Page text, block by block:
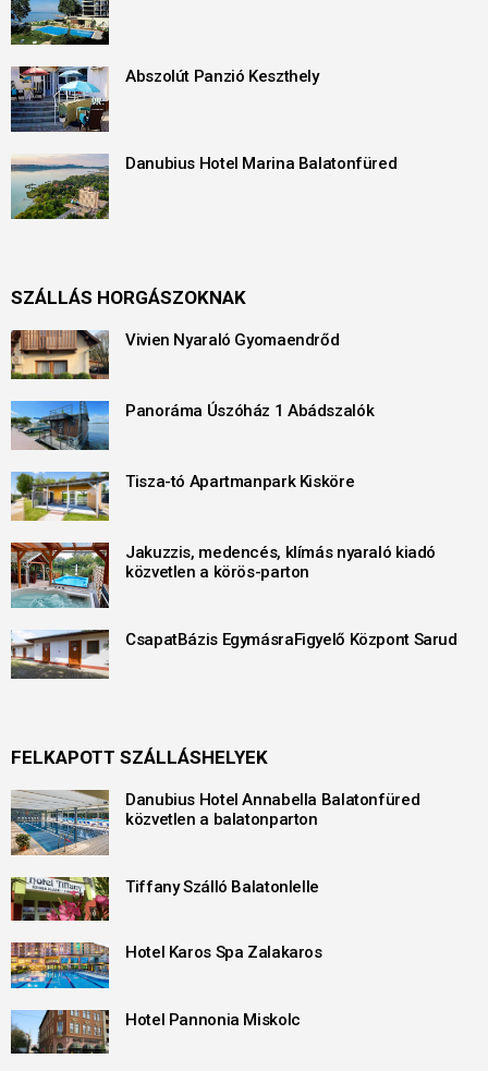
Abszolút Panzió Keszthely
Danubius Hotel Marina Balatonfüred
SZÁLLÁS HORGÁSZOKNAK
Vivien Nyaraló Gyomaendrőd
Panoráma Úszóház 1 Abádszalók
Tisza-tó Apartmanpark Kisköre
Jakuzzis, medencés, klímás nyaraló kiadó
közvetlen a körös-parton
CsapatBázis EgymásraFigyelő Központ Sarud
FELKAPOTT SZÁLLÁSHELYEK
Danubius Hotel Annabella Balatonfüred
közvetlen a balatonparton
Tiffany Szálló Balatonlelle
Hotel Karos Spa Zalakaros
Hotel Pannonia Miskolc